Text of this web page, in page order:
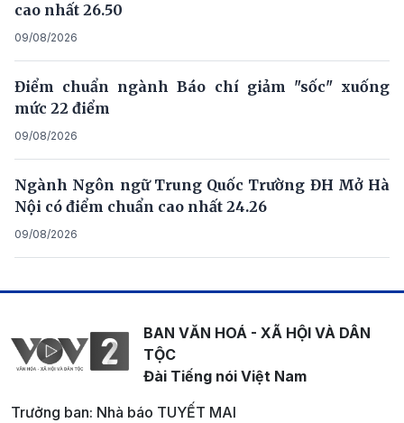
cao nhất 26.50
09/08/2026
Điểm chuẩn ngành Báo chí giảm "sốc" xuống
mức 22 điểm
09/08/2026
Ngành Ngôn ngữ Trung Quốc Trường ĐH Mở Hà
Nội có điểm chuẩn cao nhất 24.26
09/08/2026
BAN VĂN HOÁ - XÃ HỘI VÀ DÂN
TỘC
Đài Tiếng nói Việt Nam
Trưởng ban: Nhà báo TUYẾT MAI